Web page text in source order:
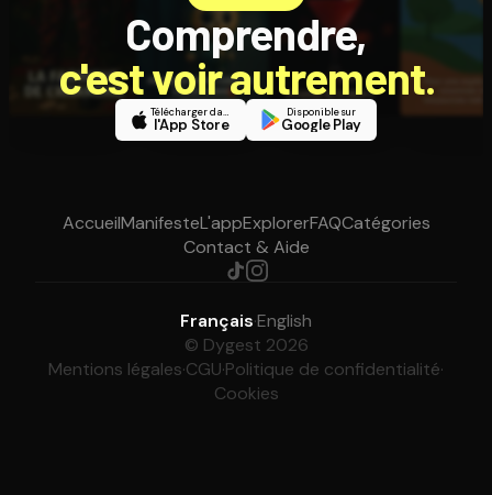
Comprendre,
c'est voir autrement.
Télécharger dans
l'App Store
Disponible sur
Google Play
AccueilManifesteL'appExplorerFAQCatégories
Contact & Aide
Français·English
© Dygest 2026
Mentions légales·CGU·Politique de confidentialité·
Cookies